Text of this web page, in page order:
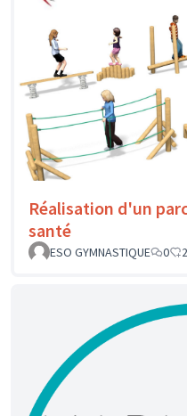
Réalisation d'un
santé
ESO GYMNASTIQUE
0 2